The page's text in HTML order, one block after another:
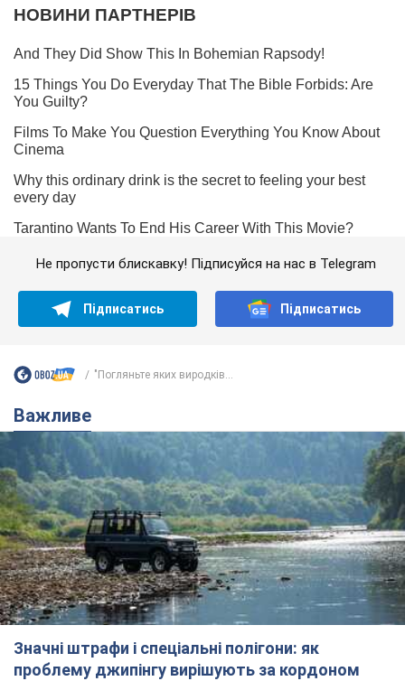
Не пропусти блискавку! Підписуйся на нас в Telegram
Підписатись Підписатись
"Погляньте яких виродків...
Важливе
Значні штрафи і спеціальні полігони: як
проблему джипінгу вирішують за кордоном